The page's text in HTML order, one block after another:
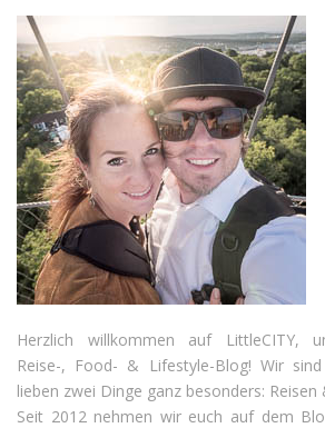
Herzlich willkommen auf LittleCITY,
Reise-, Food- & Lifestyle-Blog! Wir
lieben zwei Dinge ganz besonders: Reisen
Seit 2012 nehmen wir euch auf dem